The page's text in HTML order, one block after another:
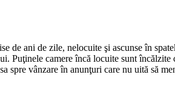
de ani de zile, nelocuite şi ascunse în
camere încă locuite sunt
spre vânzare în anunţuri care nu uită să